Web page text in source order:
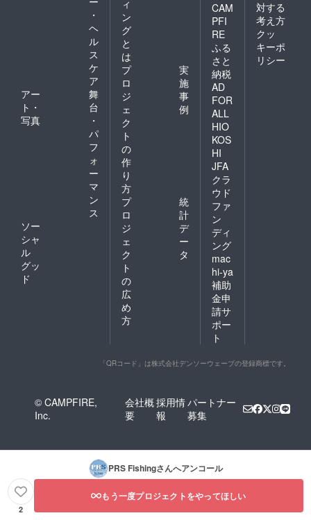
・
ヘ
ル
ス
ケ
ア
アー
ト・
写真
舞
台
・
パ
フ
ォ
ー
マ
ン
ス
ソー
シャ
ル
グッ
ド
ィ
ン
グ
と
は
プ
ロ
ジ
ェ
ク
ト
の
作
り
方
実
施
事
例
プ
ロ
ジ
ェ
ク
ト
の
広
め
方
統
計
デ
ー
タ
CAM
PFI
RE
ふる
さと
納税
AD
FOR
ALL
HIO
KOS
HI
JFA
クラ
ウド
ファ
ン
ディ
ング
mac
hi-ya
補助
金申
請サ
ポー
ト
対する
考え方
クッ
キーポ
リシー
「QRコード」は株式会社デンソーウェーブの登録商標です。
© CAMPFIRE,
Inc.
会社概
要
採用情
報
パートナー
募集
PRS Fishingさんへアンコール
2
もう一度プロジェクトをやってほしい